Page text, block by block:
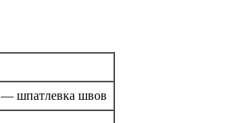
— шпатлевка швов